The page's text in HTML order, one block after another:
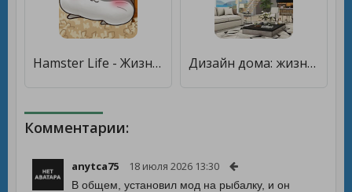
Hamster Life - Жизнь хомяка [Много денег] Дизайн дома: жизнь на Гавайях [Бесплатные покупки]
Комментарии:
anytca75 18 июля 2026 13:30
В общем, установил мод на рыбалку, и он